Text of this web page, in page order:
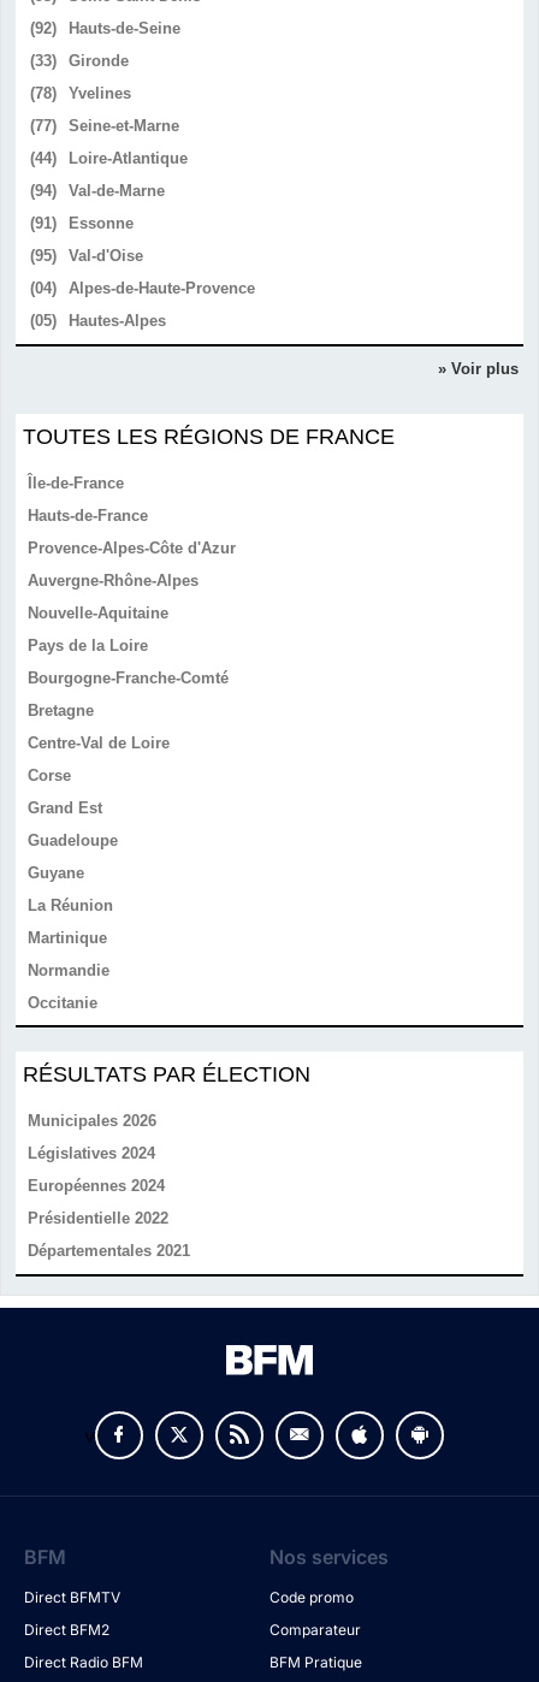
(92)
Hauts-de-Seine
(33)
Gironde
(78)
Yvelines
(77)
Seine-et-Marne
(44)
Loire-Atlantique
(94)
Val-de-Marne
(91)
Essonne
(95)
Val-d'Oise
(04)
Alpes-de-Haute-Provence
(05)
Hautes-Alpes
» Voir plus
TOUTES LES RÉGIONS DE FRANCE
Île-de-France
Hauts-de-France
Provence-Alpes-Côte d'Azur
Auvergne-Rhône-Alpes
Nouvelle-Aquitaine
Pays de la Loire
Bourgogne-Franche-Comté
Bretagne
Centre-Val de Loire
Corse
Grand Est
Guadeloupe
Guyane
La Réunion
Martinique
Normandie
Occitanie
RÉSULTATS PAR ÉLECTION
Municipales 2026
Législatives 2024
Européennes 2024
Présidentielle 2022
Départementales 2021
v
BFM
Direct BFMTV
Direct BFM2
Direct Radio BFM
Nos services
Code promo
Comparateur
BFM Pratique